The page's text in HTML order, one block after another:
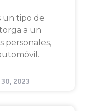
un tipo de
a un
personales,
2023